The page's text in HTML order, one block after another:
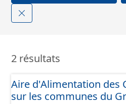
2 résultats
Aire d'Alimentation des
sur les communes du